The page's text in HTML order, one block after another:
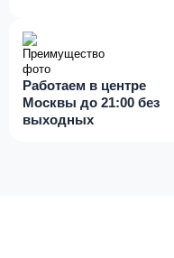
Работаем в центре
Москвы до 21:00 без
выходных